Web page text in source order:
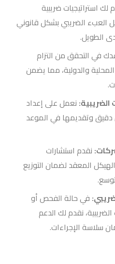
لك استراتيجيات ضريبية
الضريبي بشكل قانوني
الطويل.
في التحقق من التزام
المحلية والدولية، مما يضمن
الضريبية: نعمل على إعداد
دقيق وتقديمها في الموعد
نقدم استشارات
المعقد لضمان التوزيع
في حالة الفحص أو
نقدم لك الدعم
سلاسة الإجراءات.